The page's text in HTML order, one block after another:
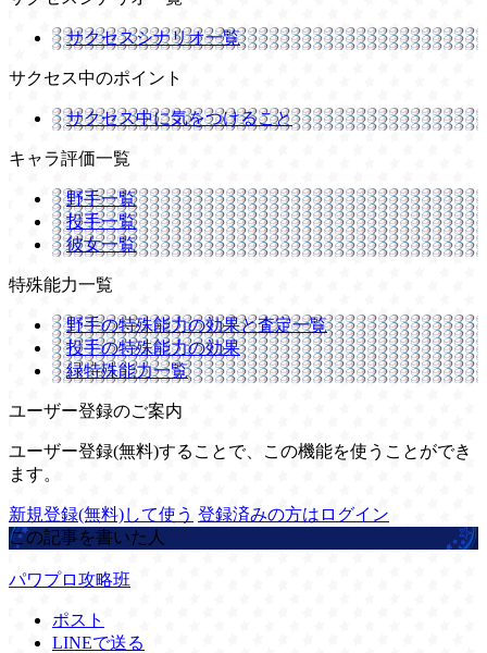
サクセスシナリオ一覧
サクセス中のポイント
サクセス中に気をつけること
キャラ評価一覧
野手一覧
投手一覧
彼女一覧
特殊能力一覧
野手の特殊能力の効果と査定一覧
投手の特殊能力の効果
緑特殊能力一覧
ユーザー登録のご案内
ユーザー登録(無料)することで、この機能を使うことができ
ます。
新規登録(無料)して使う 登録済みの方はログイン
この記事を書いた人
パワプロ攻略班
ポスト
LINEで送る